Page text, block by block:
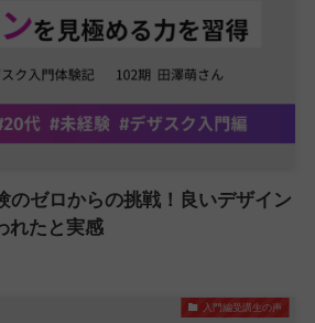
のゼロからの挑戦！良いデザイン
れたと実感
入門編受講生の声